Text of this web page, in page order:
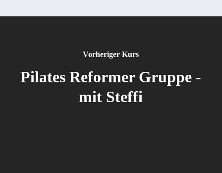
Vorheriger Kurs
Pilates Reformer Gruppe -
mit Steffi